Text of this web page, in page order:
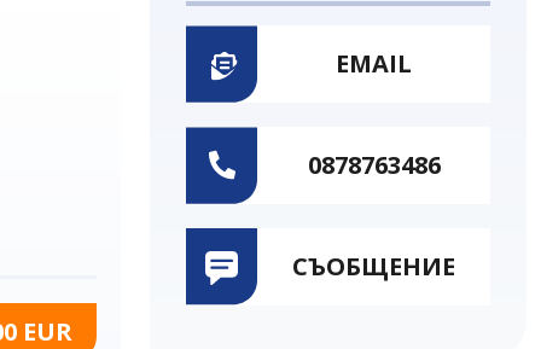
EUR
EMAIL
0878763486
СЪОБЩЕНИЕ